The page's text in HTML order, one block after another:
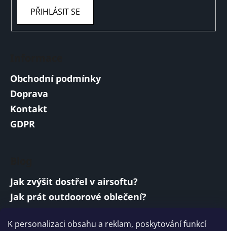
K personalizaci obsahu a reklam, poskytování funkcí
PŘIHLÁSIT SE
Obchodní podmínky
Doprava
Kontakt
GDPR
Jak zvýšit dostřel v airsoftu?
Jak prát outdoorové oblečení?
Vojenská a armádní sluchátka: co musí